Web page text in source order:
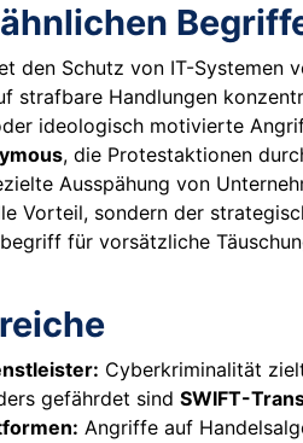
den Schutz von IT-
strafbare Handlungen
ideologisch motivierte
, die Protestaktionen
Ausspähung von
Vorteil, sondern der
für vorsätzliche
Cyberkriminalität
gefährdet sind SWIFT-
Angriffe auf